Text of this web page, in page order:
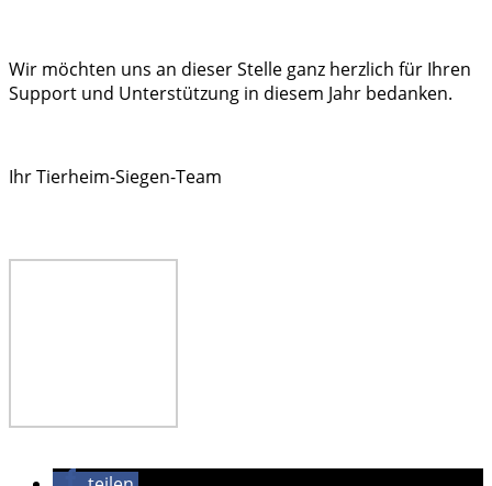
Wir möchten uns an dieser Stelle ganz herzlich für Ihren
Support und Unterstützung in diesem Jahr bedanken.
Ihr Tierheim-Siegen-Team